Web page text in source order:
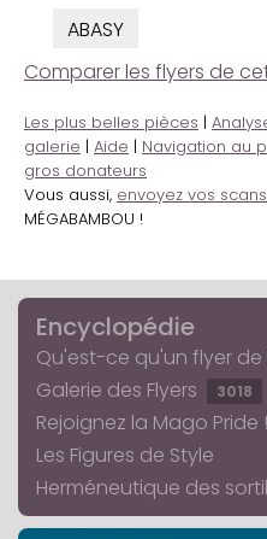
ABASY
Comparer les flyers de
Les plus belles pièces |
galerie | Aide | Navigation au
gros donateurs
Vous aussi, envoyez vos
MÉGABAMBOU !
Encyclopédie
Qu'est-ce qu'un flyer
Galerie des Flyers
3018
Rejoignez la Mago Pride !
Les Figures de Style
Herméneutique des